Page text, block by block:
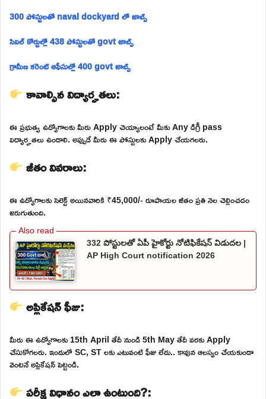
300 పోస్టులతో naval dockyard లో జాబ్స్
సివిల్ కోర్టుల్లో 438 పోస్టులతో govt జాబ్స్
గ్రామీణ కరెంట్ ఆఫీసుల్లో 400 govt జాబ్స్
కావాల్సిన విద్యార్హతలు:
ఈ ప్రభుత్వ ఉద్యోగాలకు మీరు Apply చెయ్యాలంటే మీకు Any డిగ్రీ pass
విద్యార్హతలు ఉండాలి. అప్పుడే మీరు ఈ పోస్టులకు Apply చేయగలరు.
జీతం వివరాలు:
ఈ ఉద్యోగాలకు సెలెక్ట్ అయినవారికి ₹45,000/- రూపాయల జీతం ప్రతి నెల చెల్లించడం
జరుగుతుంది.
332 పోస్టులతో ఏపీ హైకోర్టు నోటిఫికేషన్ విడుదల |
AP High Court notification 2026
అప్లికేషన్ ఫీజు:
మీరు ఈ ఉద్యోగాలకు 15th April తేదీ నుండి 5th May తేదీ వరకు Apply
చేసుకోగలరు. ఇందులో SC, ST లకు ఎటువంటి ఫీజు లేదు.. కావున ఆలస్యం చేయకుండా
వెంటనే అప్లికేషన్ పెట్టండి.
పరీక్ష విధానం ఎలా ఉంటుంది?: